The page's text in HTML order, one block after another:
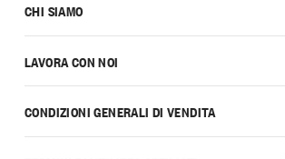
CHI SIAMO
LAVORA CON NOI
CONDIZIONI GENERALI DI VENDITA